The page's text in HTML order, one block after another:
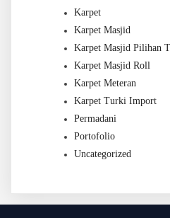
Karpet
Karpet Masjid
Karpet Masjid Pilihan
Karpet Masjid Roll
Karpet Meteran
Karpet Turki Import
Permadani
Portofolio
Uncategorized